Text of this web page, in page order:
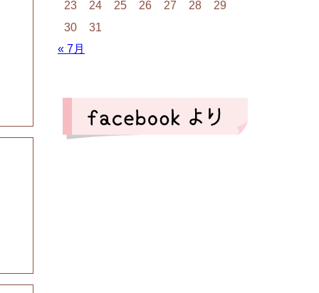
23
24 25 26 27 28
29
30
31
« 7月